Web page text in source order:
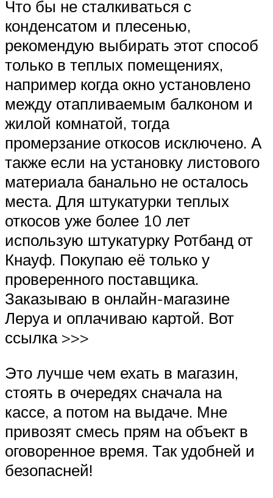
Что бы не сталкиваться с
конденсатом и плесенью,
рекомендую выбирать этот способ
только в теплых помещениях,
например когда окно установлено
между отапливаемым балконом и
жилой комнатой, тогда
промерзание откосов исключено. А
также если на установку листового
материала банально не осталось
места. Для штукатурки теплых
откосов уже более 10 лет
использую штукатурку Ротбанд от
Кнауф. Покупаю её только у
проверенного поставщика.
Заказываю в онлайн-магазине
Леруа и оплачиваю картой. Вот
ссылка >>>
Это лучше чем ехать в магазин,
стоять в очередях сначала на
кассе, а потом на выдаче. Мне
привозят смесь прям на объект в
оговоренное время. Так удобней и
безопасней!